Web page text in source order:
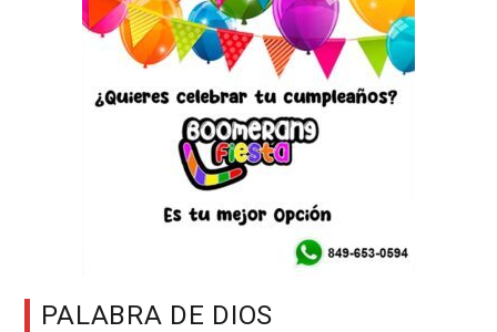
PALABRA DE DIOS